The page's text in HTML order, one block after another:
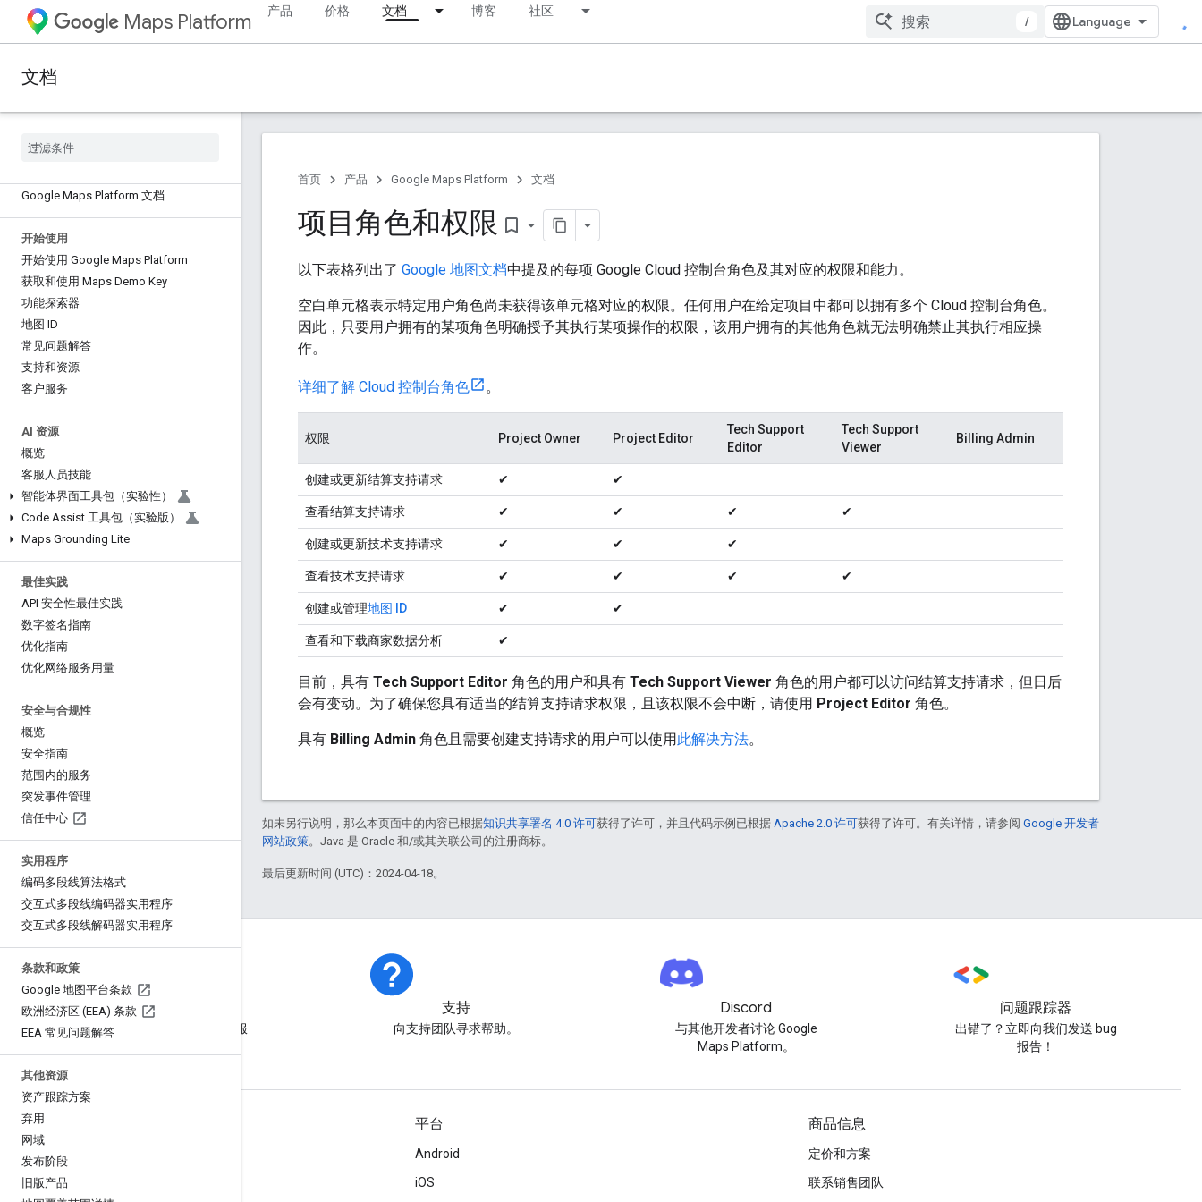
Maps Platform 产品 价格 文档 博客 社区
/
文档
Google Maps Platform 文档
开始使用
开始使用 Google Maps Platform
获取和使用 Maps Demo Key
功能探索器
地图 ID
常见问题解答
支持和资源
客户服务
AI 资源
概览
客服人员技能
智能体界面工具包（实验性）
Code Assist 工具包（实验版）
Maps Grounding Lite
最佳实践
API 安全性最佳实践
数字签名指南
优化指南
优化网络服务用量
安全与合规性
概览
安全指南
范围内的服务
突发事件管理
信任中心
实用程序
编码多段线算法格式
交互式多段线编码器实用程序
交互式多段线解码器实用程序
条款和政策
Google 地图平台条款
欧洲经济区 (EEA) 条款
EEA 常见问题解答
其他资源
资产跟踪方案
弃用
网域
发布阶段
旧版产品
首页 产品 Google Maps Platform 文档
项目角色和权限 bookmark_border
以下表格列出了 Google 地图文档中提及的每项 Google Cloud 控制台角色及其对应的权限和能力。
空白单元格表示特定用户角色尚未获得该单元格对应的权限。任何用户在给定项目中都可以拥有多个 Cloud 控制台角色。
因此，只要用户拥有的某项角色明确授予其执行某项操作的权限，该用户拥有的其他角色就无法明确禁止其执行相应操
作。
详细了解 Cloud 控制台角色 。
权限 Project Owner Project Editor
Tech Support
Editor
Tech Support
Viewer
Billing Admin
创建或更新结算支持请求 ✔ ✔
查看结算支持请求 ✔ ✔ ✔ ✔
创建或更新技术支持请求 ✔ ✔ ✔
查看技术支持请求 ✔ ✔ ✔ ✔
创建或管理地图 ID ✔ ✔
查看和下载商家数据分析 ✔
目前，具有 Tech Support Editor 角色的用户和具有 Tech Support Viewer 角色的用户都可以访问结算支持请求，但日后
会有变动。为了确保您具有适当的结算支持请求权限，且该权限不会中断，请使用 Project Editor 角色。
具有 Billing Admin 角色且需要创建支持请求的用户可以使用此解决方法。
如未另行说明，那么本页面中的内容已根据知识共享署名 4.0 许可获得了许可，并且代码示例已根据 Apache 2.0 许可获得了许可。有关详情，请参阅 Google 开发者
网站政策。Java 是 Oracle 和/或其关联公司的注册商标。
最后更新时间 (UTC)：2024-04-18。
平台状态
了解平台出现的突发事件和服
支持
向支持团队寻求帮助。
Discord
与其他开发者讨论 Google
Maps Platform。
问题跟踪器
出错了？立即向我们发送 bug
报告！
了解详情
常见问题解答
功能探索器
平台
Android
iOS
商品信息
定价和方案
联系销售团队